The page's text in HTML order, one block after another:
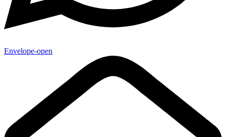
Envelope-open